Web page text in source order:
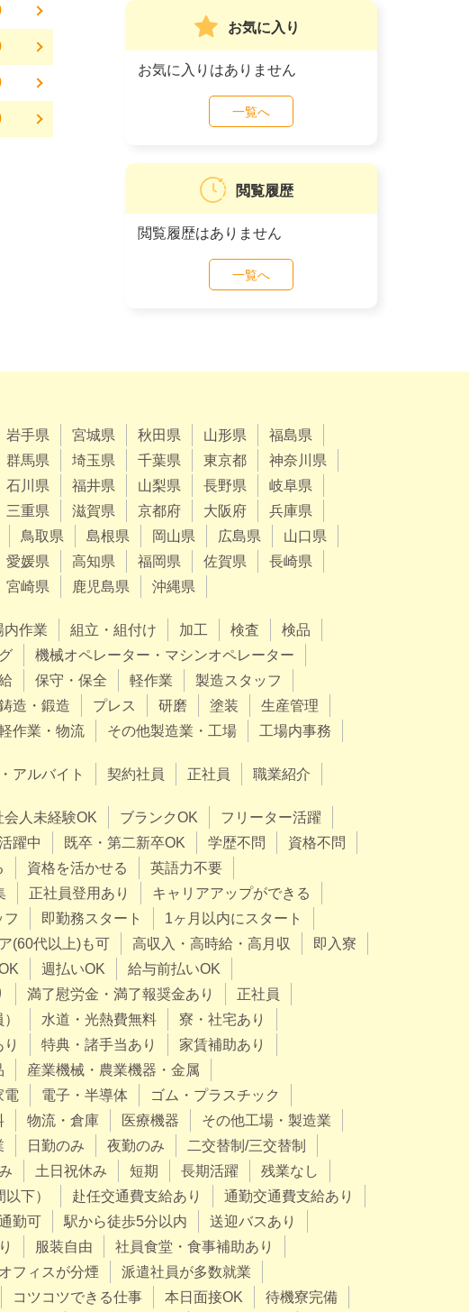
お気に入り
お気に入りはありません
一覧へ
閲覧履歴
閲覧履歴はありません
一覧へ
岩手県 宮城県 秋田県 山形県
福島県
群馬県 埼玉県 千葉県 東京都
神奈川県
石川県 福井県 山梨県 長野県
岐阜県
三重県 滋賀県 京都府 大阪府
兵庫県
鳥取県 島根県 岡山県 広島県
山口県
愛媛県 高知県 福岡県 佐賀県
長崎県
宮崎県 鹿児島県 沖縄県
内作業 組立・組付け 加工 検査
検品
機械オペレーター・マシンオペレーター
保守・保全 軽作業
製造スタッフ
造・鍛造 プレス 研磨 塗装
生産管理
作業・物流 その他製造業・工場 工場内事務
アルバイト 契約社員 正社員 職業紹介
会人未経験OK ブランクOK
フリーター活躍
躍中 既卒・第二新卒OK 学歴不問
資格不問
資格を活かせる
英語力不要
正社員登用あり
キャリアアップができる
フ
即勤務スタート
1ヶ月以内にスタート
(60代以上)も可 高収入・高時給・高月収
即入寮
週払いOK
給与前払いOK
満了慰労金・満了報奨金あり
正社員
水道・光熱費無料
寮・社宅あり
特典・諸手当あり
家賃補助あり
産業機械・農業機器・金属
電
電子・半導体
ゴム・プラスチック
物流・倉庫 医療機器
その他工場・製造業
日勤のみ 夜勤のみ
二交替制/三交替制
土日祝休み 短期 長期活躍
残業なし
下）
赴任交通費支給あり
通勤交通費支給あり
勤可 駅から徒歩5分以内
送迎バスあり
服装自由
社員食堂・食事補助あり
オフィスが分煙
派遣社員が多数就業
コツコツできる仕事 本日面接OK 待機寮完備